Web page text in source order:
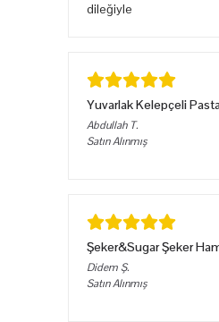
dileğiyle
Yuvarlak Kelepçeli
Abdullah T.
Satın Alınmış
Şeker&Sugar Şeker
Didem Ş.
Satın Alınmış